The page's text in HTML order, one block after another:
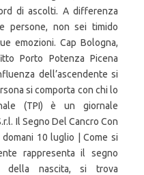
di ascolti. A differenza
persone, non sei timido
emozioni. Cap Bologna,
Porto Potenza Picena
dell’ascendente si
si comporta con chi lo
(TPI) è un giornale
Il Segno Del Cancro Con
10 luglio | Come si
rappresenta il segno
della nascita, si trova